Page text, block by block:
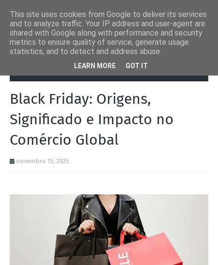
Outras
Black Friday: Origens, Significado e Impacto
Black Friday: Origens,
Significado e Impacto no
Comércio Global
novembro 15, 2025
This site uses cookies from Google to deliver its services
and to analyze traffic. Your IP address and user-agent are
shared with Google along with performance and security
metrics to ensure quality of service, generate usage
statistics, and to detect and address abuse.
LEARN MORE GOT IT